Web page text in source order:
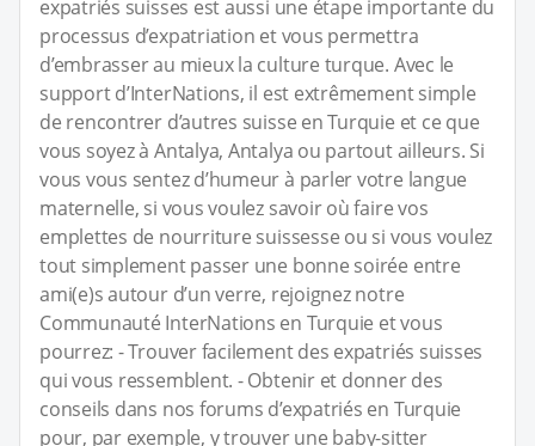
expatriés suisses est aussi une étape importante du
processus d’expatriation et vous permettra
d’embrasser au mieux la culture turque. Avec le
support d’InterNations, il est extrêmement simple
de rencontrer d’autres suisse en Turquie et ce que
vous soyez à Antalya, Antalya ou partout ailleurs. Si
vous vous sentez d’humeur à parler votre langue
maternelle, si vous voulez savoir où faire vos
emplettes de nourriture suissesse ou si vous voulez
tout simplement passer une bonne soirée entre
ami(e)s autour d’un verre, rejoignez notre
Communauté InterNations en Turquie et vous
pourrez: - Trouver facilement des expatriés suisses
qui vous ressemblent. - Obtenir et donner des
conseils dans nos forums d’expatriés en Turquie
pour, par exemple, y trouver une baby-sitter